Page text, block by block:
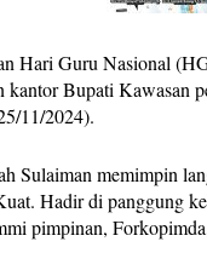
Hari Guru Nasional
Bupati Kawasan
11/2024).
Sulaiman memimpin
Hadir di panggung
pimpinan,